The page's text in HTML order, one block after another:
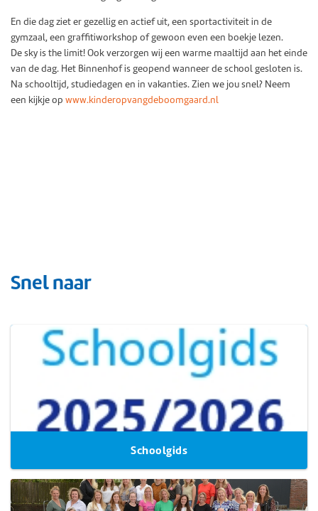
En die dag ziet er gezellig en actief uit, een sportactiviteit in de
gymzaal, een graffitiworkshop of gewoon even een boekje lezen.
De sky is the limit! Ook verzorgen wij een warme maaltijd aan het einde
van de dag. Het Binnenhof is geopend wanneer de school gesloten is.
Na schooltijd, studiedagen en in vakanties. Zien we jou snel? Neem
een kijkje op www.kinderopvangdeboomgaard.nl
Snel naar
Schoolgids